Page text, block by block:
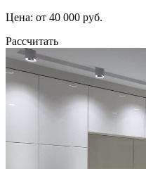
Цена: от 40 000 руб.
Рассчитать